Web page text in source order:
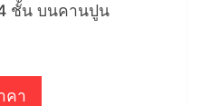
ชั้น บนคานปูน
คา